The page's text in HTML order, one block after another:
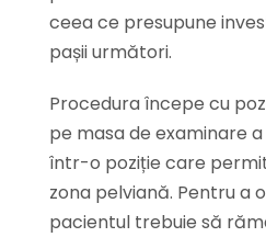
ceea ce presupune
pașii următori.
Procedura începe cu
pe masa de examinare
într-o poziție care
zona pelviană. Pentru a
pacientul trebuie să